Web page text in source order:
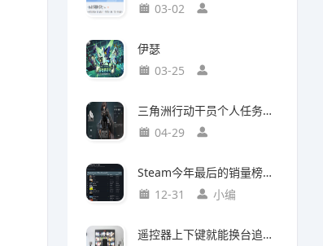
03-02
伊瑟
03-25
三角洲行动干员个人任务一览及完成建议【无名篇】
04-29
Steam今年最后的销量榜！最后赢家不是《光与影：33号远征队》
12-31
小编
遥控器上下键就能换台追剧，这款神器竟然打破了传统电视的所有限制